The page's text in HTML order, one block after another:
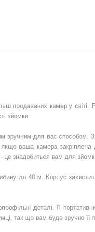
продаваних камер у світі.
зйомки.
зручним для вас
ваша камера
знадобиться вам для
до 40 м. Корпус
деталі. Її
так що вам буде зручно її